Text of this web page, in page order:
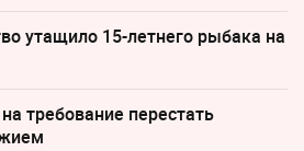
утащило 15-летнего рыбака на
требование перестать